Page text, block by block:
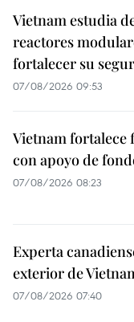
Vietnam estudia
reactores
fortalecer su
07/08/2026 09:53
Vietnam fortalece
con apoyo de
07/08/2026 08:23
Experta
exterior de
07/08/2026 07:40